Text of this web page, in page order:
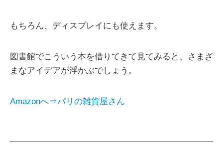
もちろん、ディスプレイにも使えます。
図書館でこういう本を借りてきて見てみると、さまざ
まなアイデアが浮かぶでしょう。
Amazonへ⇒パリの雑貨屋さん